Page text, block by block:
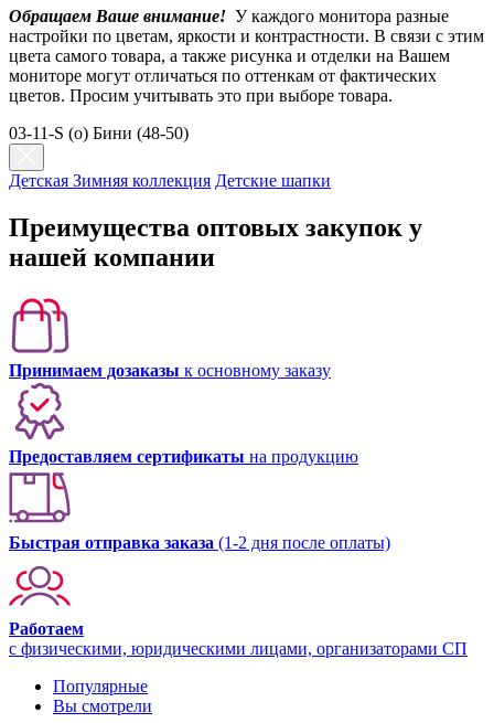
Обращаем Ваше внимание! У каждого монитора разные
настройки по цветам, яркости и контрастности. В связи с этим
цвета самого товара, а также рисунка и отделки на Вашем
мониторе могут отличаться по оттенкам от фактических
цветов. Просим учитывать это при выборе товара.
03-11-S (о) Бини (48-50)
Детская Зимняя коллекция Детские шапки
Преимущества оптовых закупок у
нашей компании
Принимаем дозаказы к основному заказу
Предоставляем сертификаты на продукцию
Быстрая отправка заказа (1-2 дня после оплаты)
Работаем
с физическими, юридическими лицами, организаторами СП
Популярные
Вы смотрели